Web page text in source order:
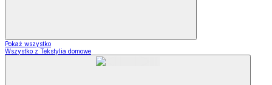
Pokaż wszystko
Wszystko z Tekstylia domowe